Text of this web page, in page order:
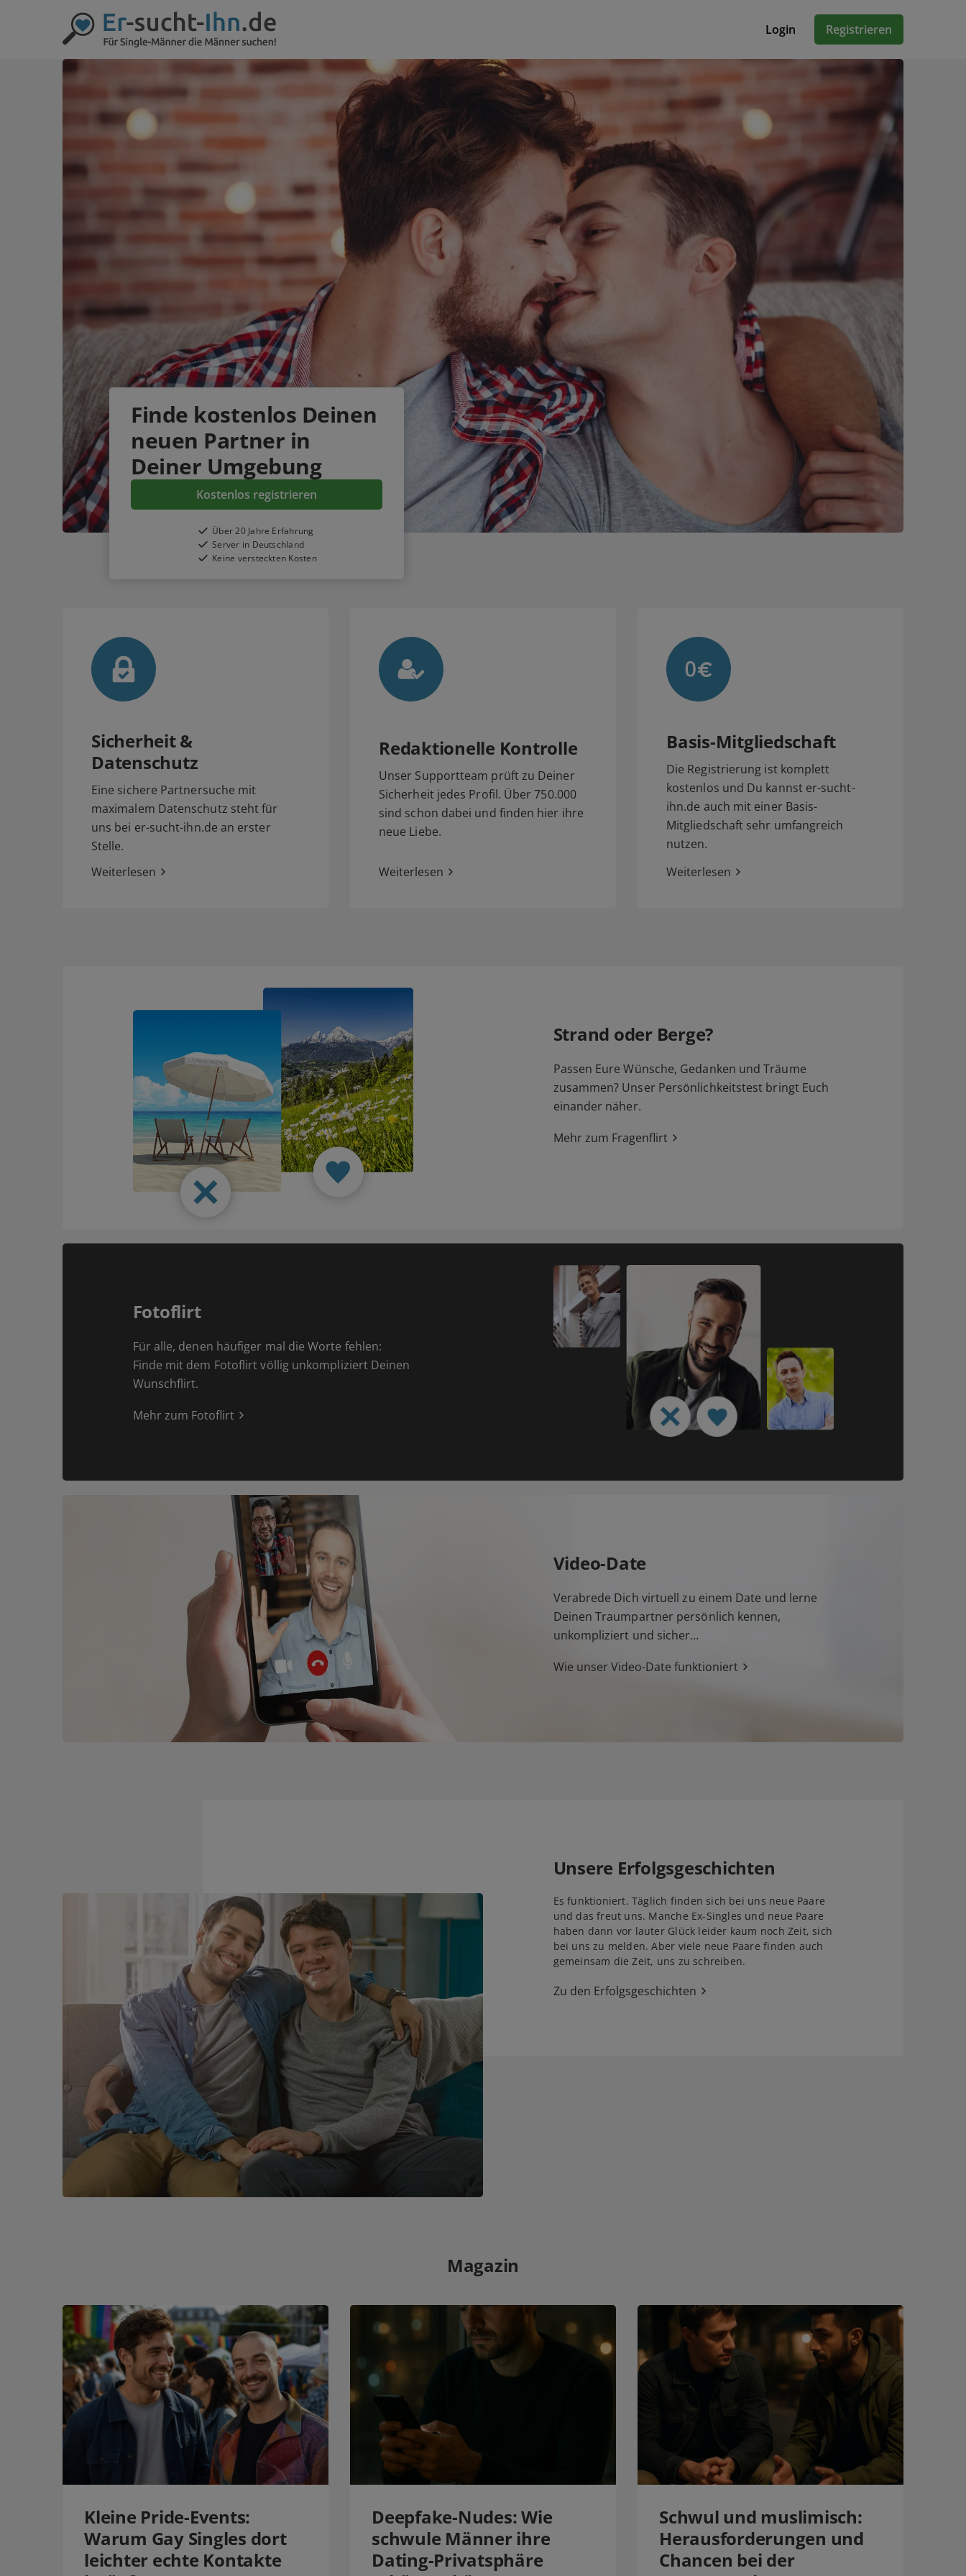
Login Registrieren
Finde kostenlos Deinen
neuen Partner in
Deiner Umgebung
Kostenlos registrieren
Über 20 Jahre Erfahrung
Server in Deutschland
Keine versteckten Kosten
Sicherheit &
Datenschutz
Eine sichere Partnersuche mit
maximalem Datenschutz steht für
uns bei er-sucht-ihn.de an erster
Stelle.
Weiterlesen
Redaktionelle Kontrolle
Unser Supportteam prüft zu Deiner
Sicherheit jedes Profil. Über 750.000
sind schon dabei und finden hier ihre
neue Liebe.
Weiterlesen
Basis-Mitgliedschaft
Die Registrierung ist komplett
kostenlos und Du kannst er-sucht-
ihn.de auch mit einer Basis-
Mitgliedschaft sehr umfangreich
nutzen.
Weiterlesen
Strand oder Berge?
Passen Eure Wünsche, Gedanken und Träume
zusammen? Unser Persönlichkeitstest bringt Euch
einander näher.
Mehr zum Fragenflirt
Fotoflirt
Für alle, denen häufiger mal die Worte fehlen:
Finde mit dem Fotoflirt völlig unkompliziert Deinen
Wunschflirt.
Mehr zum Fotoflirt
Video-Date
Verabrede Dich virtuell zu einem Date und lerne
Deinen Traumpartner persönlich kennen,
unkompliziert und sicher…
Wie unser Video-Date funktioniert
Unsere Erfolgsgeschichten
Es funktioniert. Täglich finden sich bei uns neue Paare
und das freut uns. Manche Ex-Singles und neue Paare
haben dann vor lauter Glück leider kaum noch Zeit, sich
bei uns zu melden. Aber viele neue Paare finden auch
gemeinsam die Zeit, uns zu schreiben.
Zu den Erfolgsgeschichten
Magazin
Kleine Pride-Events:
Warum Gay Singles dort
leichter echte Kontakte
Deepfake-Nudes: Wie
schwule Männer ihre
Dating-Privatsphäre
Schwul und muslimisch:
Herausforderungen und
Chancen bei der